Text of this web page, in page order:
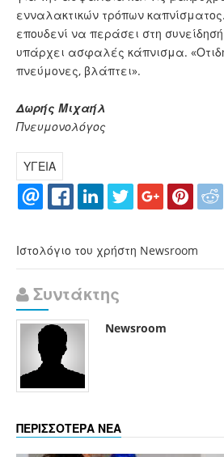
ενναλακτικών τρόπων
επουδενί να περάσει στη
υπάρχει ασφαλές κάπνισμα.
πνεύμονες, βλάπτει».
Δωρής Μιχαήλ
Πνευμονολόγος
ΥΓΕΙΑ
Ιστολόγιο του χρήστη Newsroom
Συντάκτης
Newsroom
ΠΕΡΙΣΣΟΤΕΡΑ ΝΕΑ